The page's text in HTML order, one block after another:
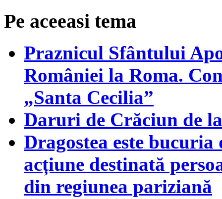
Pe aceeasi tema
Praznicul Sfântului
României la Roma.
„Santa Cecilia”
Daruri de Crăciun de
Dragostea este
acțiune destinată
din regiunea pariziană